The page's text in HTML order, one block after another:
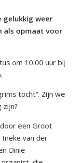
gelukkig weer
als opmaat voor
om 10.00 uur bij
tocht”. Zijn we
zijn?
een Groot
Ineke van der
Dinie